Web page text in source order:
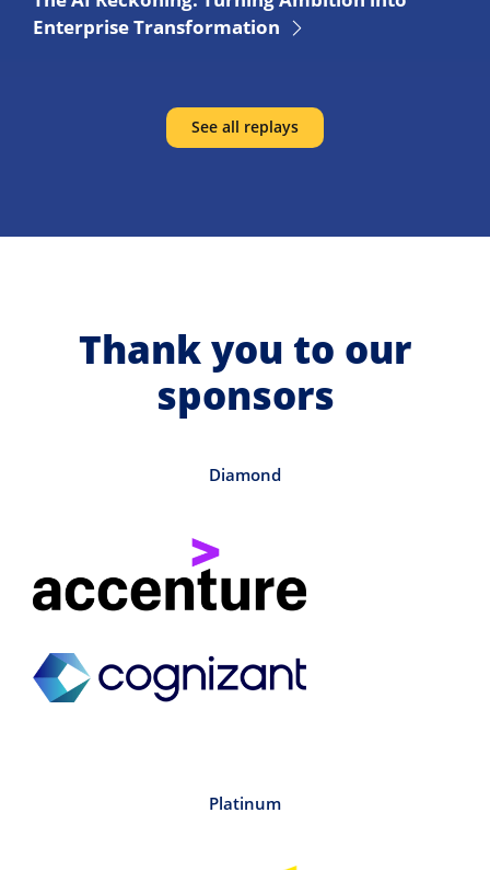
Enterprise Transformation
See all replays
Thank you to our
sponsors
Diamond
Platinum